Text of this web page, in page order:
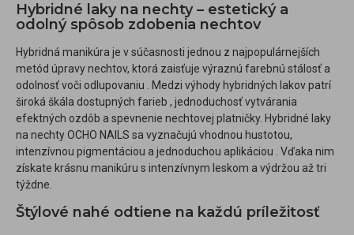
Hybridné laky na nechty – estetický a
odolný spôsob zdobenia nechtov
Hybridná manikúra je v súčasnosti jednou z najpopulárnejších
metód úpravy nechtov, ktorá zaisťuje výraznú farebnú stálosť a
odolnosť voči odlupovaniu . Medzi výhody hybridných lakov patrí
široká škála dostupných farieb , jednoduchosť vytvárania
efektných ozdôb a spevnenie nechtovej platničky. Hybridné laky
na nechty OCHO NAILS sa vyznačujú vhodnou hustotou,
intenzívnou pigmentáciou a jednoduchou aplikáciou . Vďaka nim
získate krásnu manikúru s intenzívnym leskom a výdržou až tri
týždne.
Štýlové nahé odtiene na každú príležitosť